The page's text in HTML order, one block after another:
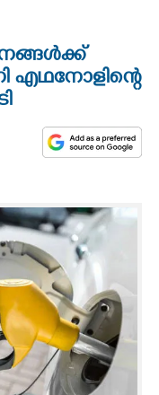
എഥനോളിന്റെ